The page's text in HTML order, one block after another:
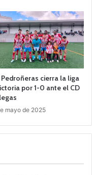
Pedroñeras cierra la liga
por 1-0 ante el CD
mayo de 2025